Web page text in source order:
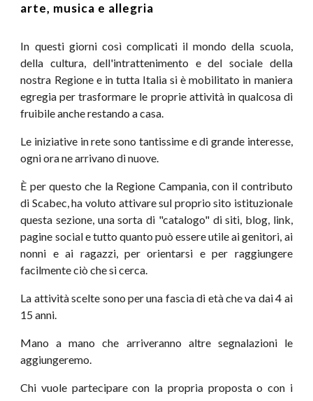
arte, musica e allegria
In questi giorni così complicati il mondo della scuola,
della cultura, dell'intrattenimento e del sociale della
nostra Regione e in tutta Italia si è mobilitato in maniera
egregia per trasformare le proprie attività in qualcosa di
fruibile anche restando a casa.
Le iniziative in rete sono tantissime e di grande interesse,
ogni ora ne arrivano di nuove.
È per questo che la Regione Campania, con il contributo
di Scabec, ha voluto attivare sul proprio sito istituzionale
questa sezione, una sorta di "catalogo" di siti, blog, link,
pagine social e tutto quanto può essere utile ai genitori, ai
nonni e ai ragazzi, per orientarsi e per raggiungere
facilmente ciò che si cerca.
La attività scelte sono per una fascia di età che va dai 4 ai
15 anni.
Mano a mano che arriveranno altre segnalazioni le
aggiungeremo.
Chi vuole partecipare con la propria proposta o con i